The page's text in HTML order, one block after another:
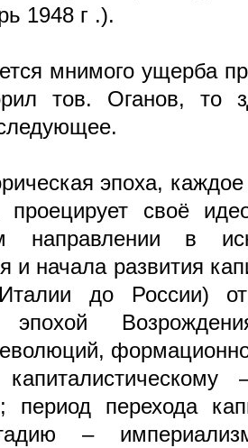
1948 г .).
мнимого ущерба
тов. Оганов, то
эпоха,
своё
направлении в
и начала развития
до России)
эпохой
период перехода
–